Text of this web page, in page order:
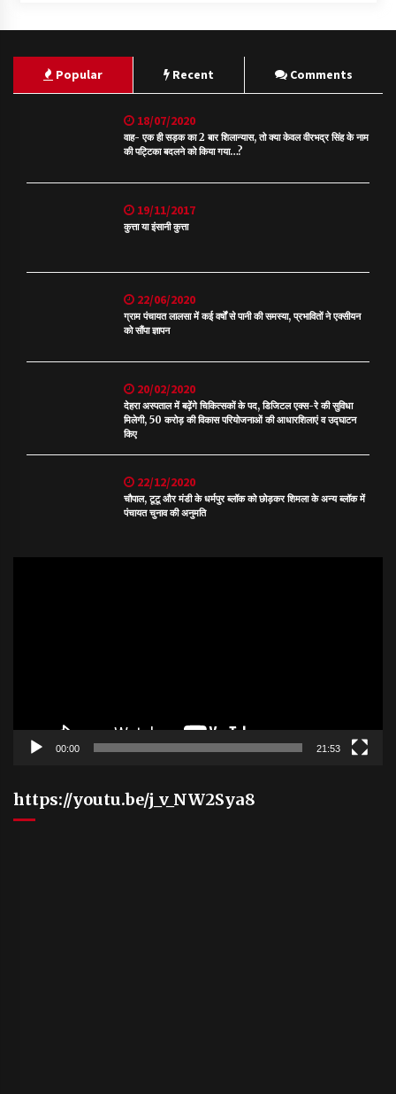
Popular Recent Comments
18/07/2020
वाह- एक ही सड़क का 2 बार शिलान्यास, तो क्या केवल वीरभद्र सिंह के नाम
की पट्टिका बदलने को किया गया…?
19/11/2017
कुत्ता या इंसानी कुत्ता
22/06/2020
ग्राम पंचायत लालसा में कई वर्षों से पानी की समस्या, प्रभावितों ने एक्सीयन
को सौंपा ज्ञापन
20/02/2020
देहरा अस्पताल में बढ़ेंगे चिकित्सकों के पद, डिजिटल एक्स-रे की सुविधा
मिलेगी, 50 करोड़ की विकास परियोजनाओं की आधारशिलाएं व उद्घाटन
किए
22/12/2020
चौपाल, टूटू और मंडी के धर्मपुर ब्लॉक को छोड़कर शिमला के अन्य ब्लॉक में
पंचायत चुनाव की अनुमति
00:00 21:53
https://youtu.be/j_v_NW2Sya8